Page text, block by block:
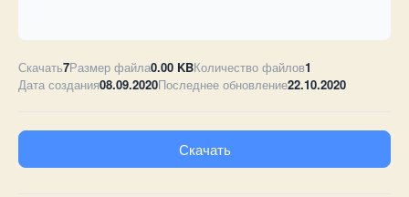
Скачать7Размер файла0.00 KBКоличество файлов1
Дата создания08.09.2020Последнее обновление22.10.2020
Скачать